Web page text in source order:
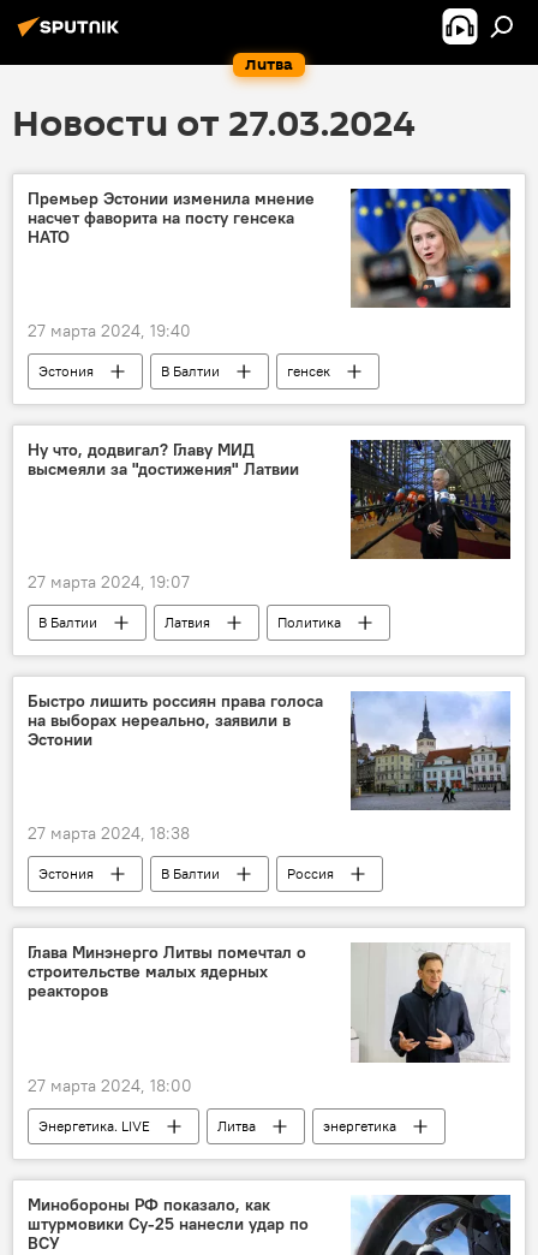
Литва
Новости от 27.03.2024
Премьер Эстонии изменила мнение
насчет фаворита на посту генсека
НАТО
27 марта 2024, 19:40
Эстония В Балтии
генсек
НАТО
Нидерланды
Ну что, додвигал? Главу МИД
высмеяли за "достижения" Латвии
27 марта 2024, 19:07
В Балтии Латвия
Политика
Общество
власть
МИД Латвии
критика
Быстро лишить россиян права голоса
на выборах нереально, заявили в
Эстонии
27 марта 2024, 18:38
Эстония В Балтии
Россия
голосование
Выборы президента России — 2024
Глава Минэнерго Литвы помечтал о
строительстве малых ядерных
реакторов
27 марта 2024, 18:00
Энергетика. LIVE Литва
энергетика
электроэнергия
электричество
Дайнюс Крейвис
Экономика
Минобороны РФ показало, как
штурмовики Су-25 нанесли удар по
ВСУ